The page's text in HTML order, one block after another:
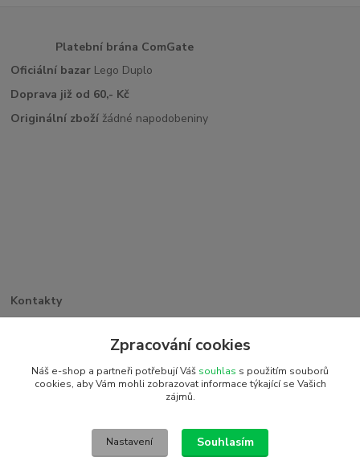
Platební brána ComGate
Oficiální bazar Lego Duplo
Doprava již od 60,- Kč
Originální zboží žádné napodobeniny
Kontakty
+420 773 263 369
detiakostky@seznam.cz
2016 © Detiakostky.cz - Všechna práva vyhrazena. Vytvořeno
Zpracování cookies
Náš e-shop a partneři potřebují Váš souhlas s použitím souborů
cookies, aby Vám mohli zobrazovat informace týkající se Vašich
zájmů.
Nastavení Souhlasím